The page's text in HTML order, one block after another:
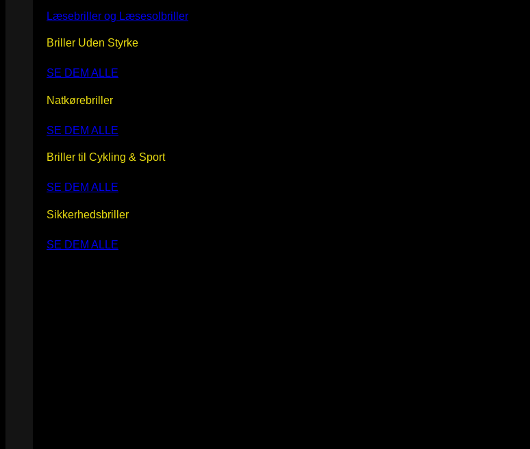
Læsebriller og Læsesolbriller
Briller Uden Styrke
SE DEM ALLE
Natkørebriller
SE DEM ALLE
Briller til Cykling & Sport
SE DEM ALLE
Sikkerhedsbriller
SE DEM ALLE